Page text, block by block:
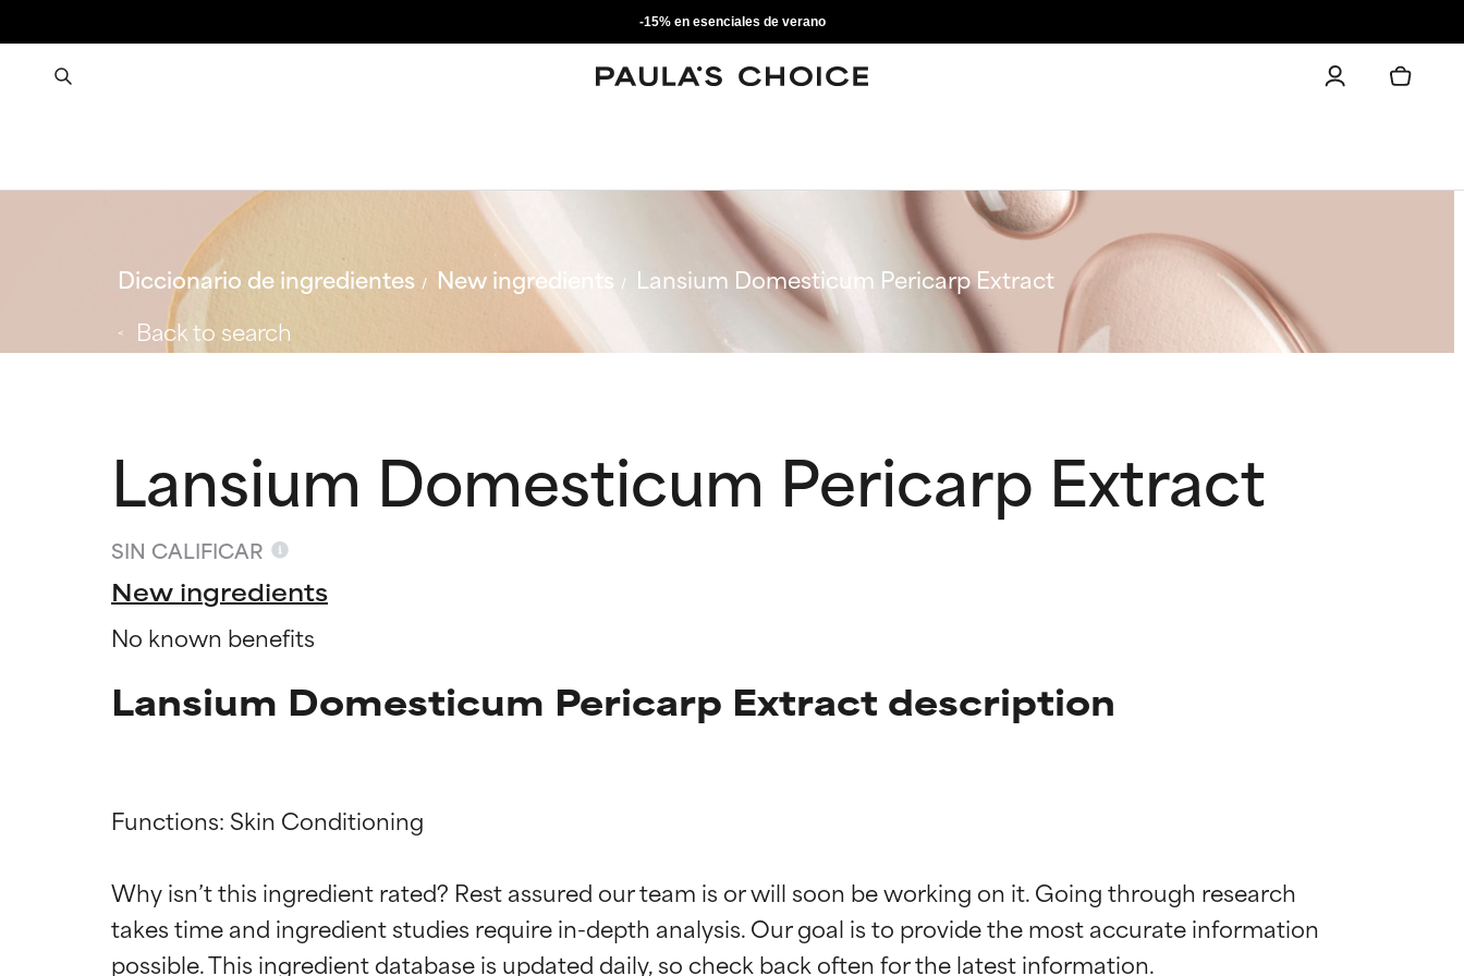
-15% en esenciales de verano
Diccionario de ingredientes New ingredients
Lansium Domesticum Pericarp Extract
Back to search
Lansium Domesticum Pericarp Extract
SIN CALIFICAR
New ingredients
No known benefits
Lansium Domesticum Pericarp Extract description
Functions: Skin Conditioning
Why isn’t this ingredient rated? Rest assured our team is or will soon be working on it. Going through research
takes time and ingredient studies require in-depth analysis. Our goal is to provide the most accurate information
EXCELENTE
Ingrediente sobresaliente con beneficios reales para la piel. Su eficacia está demostrada y
EXCELENTE
Ingrediente sobresaliente con beneficios reales para la piel. Su eficacia está demostrada y